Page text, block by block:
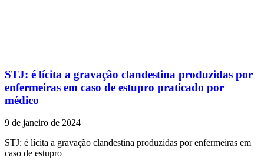
STJ: é lícita a gravação clandestina produzidas por
enfermeiras em caso de estupro praticado por
médico
9 de janeiro de 2024
STJ: é lícita a gravação clandestina produzidas por enfermeiras em
caso de estupro